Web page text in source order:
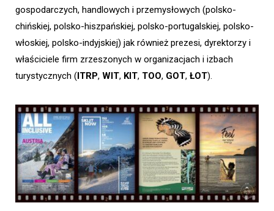
gospodarczych, handlowych i przemysłowych (polsko-
chińskiej, polsko-hiszpańskiej, polsko-portugalskiej, polsko-
włoskiej, polsko-indyjskiej) jak również prezesi, dyrektorzy i
właściciele firm zrzeszonych w organizacjach i izbach
turystycznych ( ITRP, WIT, KIT, TOO, GOT, ŁOT).